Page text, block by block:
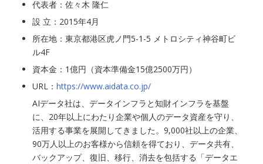
代表者：佐々木 隆仁
設 立：2015年4月
所在地：東京都港区虎ノ門5-1-5 メトロシティ神谷町ビ
ル4F
資本金：1億円（資本準備金15億2500万円）
URL： https://www.aidata.co.jp/
AIデータ社は、データインフラと知財インフラを基盤
に、20年以上にわたり企業や個人のデータ資産を守り、
活用する事業を展開してきました。9,000社以上の企業、
90万人以上のお客様から信頼を得ており、データ共有、
バックアップ、復旧、移行、消去を包括する「データエ